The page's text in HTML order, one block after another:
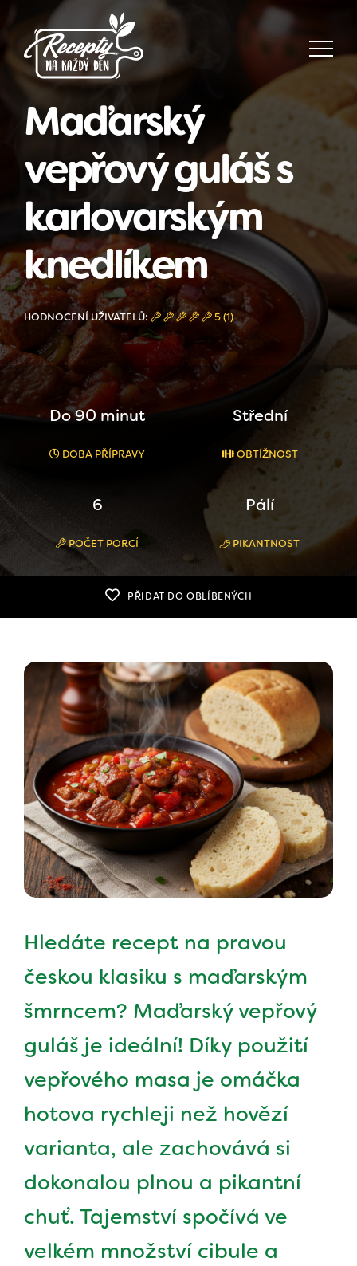
Maďarský
vepřový guláš s
karlovarským
knedlíkem
HODNOCENÍ UŽIVATELŮ: 5 (1)
Do 90 minut
DOBA PŘÍPRAVY
Střední
OBTÍŽNOST
6
POČET PORCÍ
Pálí
PIKANTNOST
PŘIDAT DO OBLÍBENÝCH
Hledáte recept na pravou
českou klasiku s maďarským
šmrncem? Maďarský vepřový
guláš je ideální! Díky použití
vepřového masa je omáčka
hotova rychleji než hovězí
varianta, ale zachovává si
dokonalou plnou a pikantní
chuť. Tajemství spočívá ve
velkém množství cibule a